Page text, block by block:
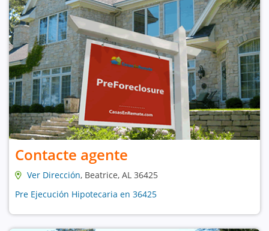
Contacte agente
Ver Dirección, Beatrice, AL 36425
Pre Ejecución Hipotecaria en 36425